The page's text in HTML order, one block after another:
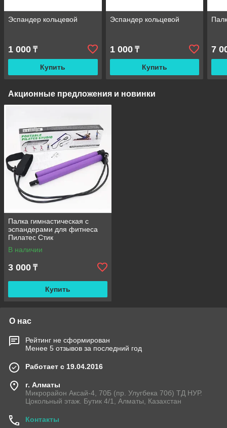
Эспандер кольцевой
1 000 ₸
Купить
Эспандер кольцевой
1 000₸
Купить
7
Акционные предложения и новинки
Палка гимнастическая с
эспандерами для фитнеса
Пилатес Стик
В наличии
3 000 ₸
Купить
О нас
Рейтинг не сформирован
Менее 5 отзывов за последний год
Работает с 19.04.2016
г. Алматы
Микрорайон Аксай-4, 70Б (пр. Улугбека 70б) ТД НУР.
Цокольный этаж. Бутик 4/1, Алматы, Казахстан
Контакты